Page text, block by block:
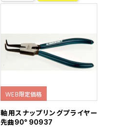
WEB限定価格
軸用スナップリングプライヤー
先曲90° 90937